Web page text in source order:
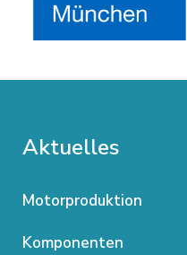
Aktuelles
Motorproduktion
Komponenten